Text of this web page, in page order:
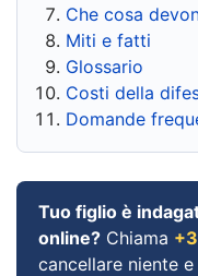
Che cosa
Miti e fatti
Glossario
Costi della
Domande
Tuo figlio è
online? Chiama
cancellare niente